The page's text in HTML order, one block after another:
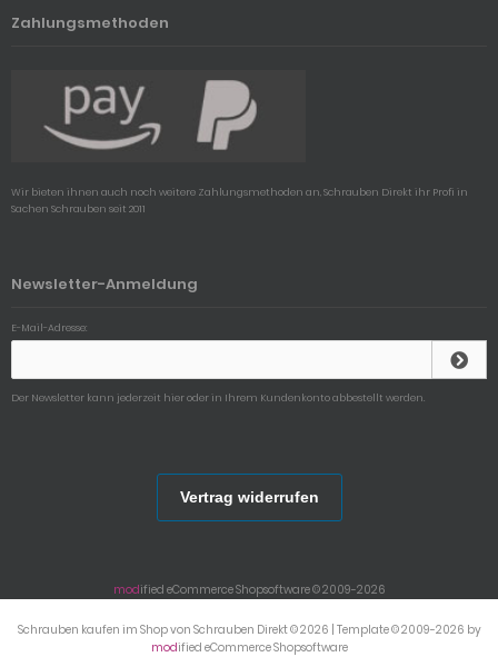
Zahlungsmethoden
Wir bieten ihnen auch noch weitere Zahlungsmethoden an, Schrauben Direkt ihr Profi in
Sachen Schrauben seit 2011
Newsletter-Anmeldung
E-Mail-Adresse:
Der Newsletter kann jederzeit hier oder in Ihrem Kundenkonto abbestellt werden.
Vertrag widerrufen
Schrauben kaufen im Shop von Schrauben Direkt © 2026 | Template © 2009-2026 by
modified eCommerce Shopsoftware
modified eCommerce Shopsoftware © 2009-2026